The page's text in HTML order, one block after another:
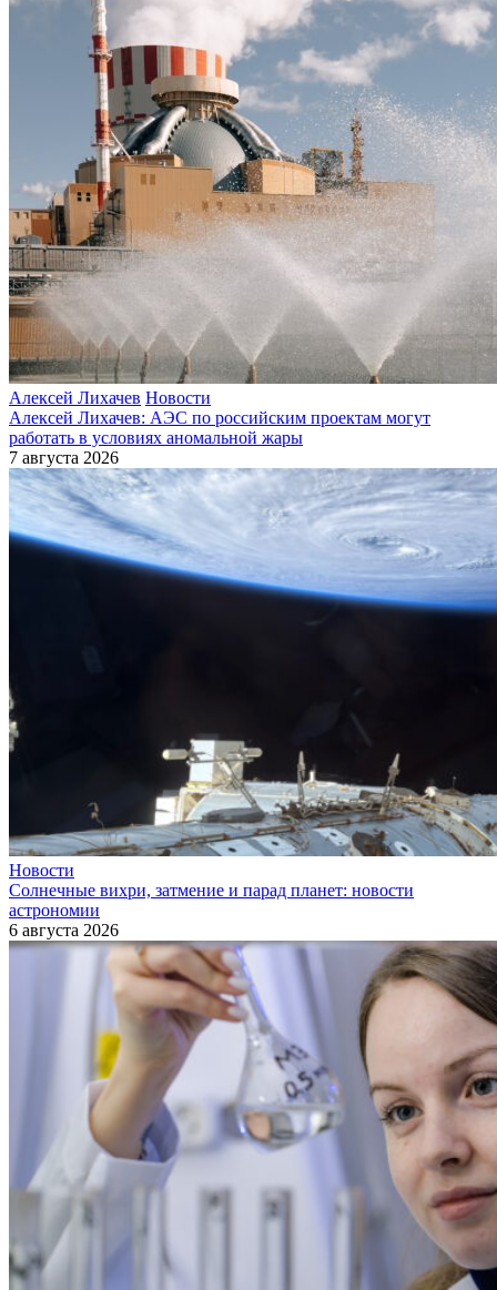
Алексей Лихачев Новости
Алексей Лихачев: АЭС по российским проектам могут
работать в условиях аномальной жары
7 августа 2026
Новости
Солнечные вихри, затмение и парад планет: новости
астрономии
6 августа 2026